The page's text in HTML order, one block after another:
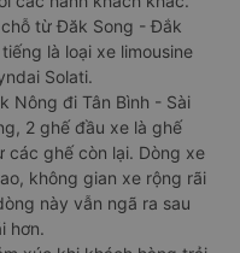
từ Đăk Song - Đắk
là loại xe limousine
Solati.
Nông đi Tân Bình - Sài
2 ghế đầu xe là ghế
các ghế còn lại. Dòng xe
không gian xe rộng rãi
này vẫn ngã ra sau
hơn.